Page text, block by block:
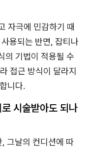
자극에 민감하기 때
용되는 반면, 잡티나
의 기법이 적용될 수
접근 방식이 달라지
니다.
시술받아도 되나
그날의 컨디션에 따